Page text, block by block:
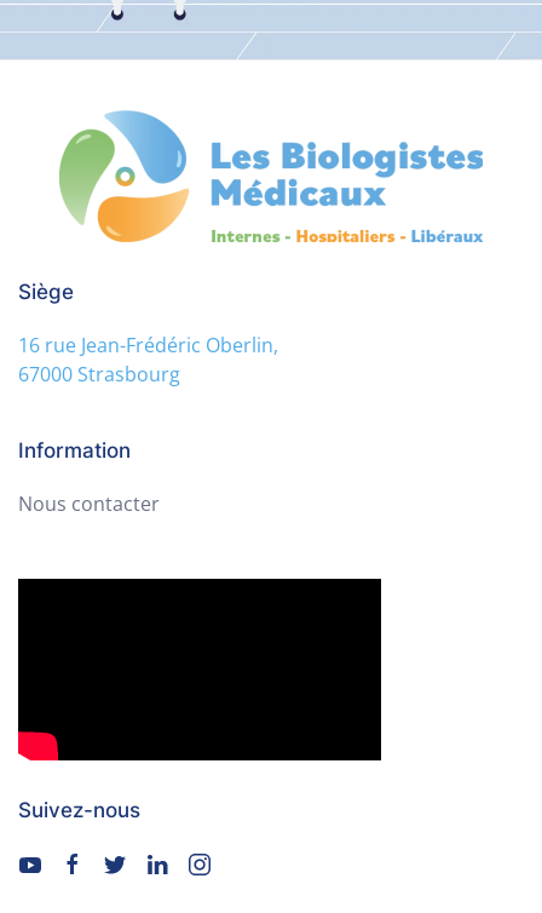
Siège
16 rue Jean-Frédéric Oberlin,
67000 Strasbourg
Information
Nous contacter
Suivez-nous